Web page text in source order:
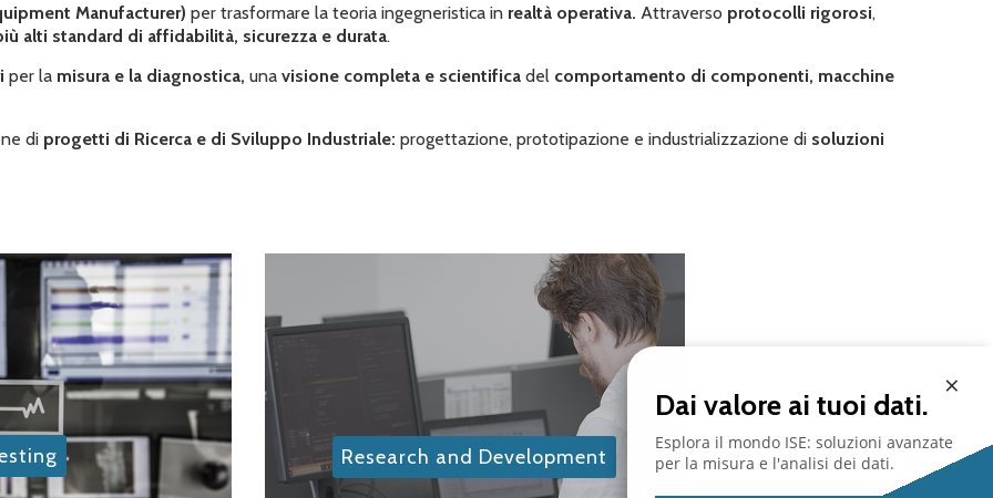
Manufacturer)per trasformare la teoria ingegneristica in realtà operativa.Attraverso protocolli rigorosi,
alti standard di affidabilità, sicurezza e durata.
per la misura e la diagnostica,una visione completa e scientificadel comportamento di componenti, macchine
di progetti di Ricerca e di Sviluppo Industriale:progettazione, prototipazione e industrializzazione di soluzioni
Research and Development
×
Dai valore ai tuoi dati.
Esplora il mondo ISE: soluzioni avanzate
per la misura e l'analisi dei dati.